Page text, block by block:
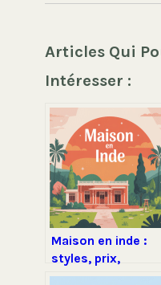
Articles Qui
Intéresser :
Maison en inde :
styles, prix,
construction et